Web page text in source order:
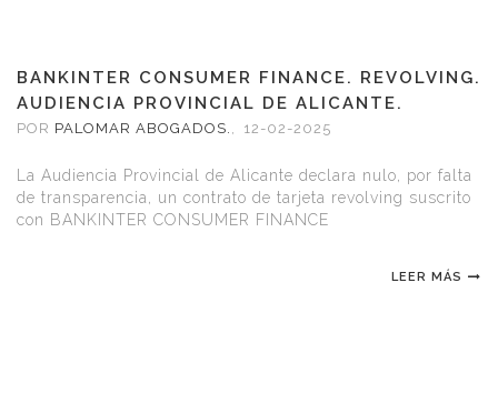
BANKINTER CONSUMER FINANCE. REVOLVING.
AUDIENCIA PROVINCIAL DE ALICANTE.
SENTENCIA FAVORABLE.
POR PALOMAR ABOGADOS. , 12-02-2025
La Audiencia Provincial de Alicante declara nulo, por falta
de transparencia, un contrato de tarjeta revolving suscrito
con BANKINTER CONSUMER FINANCE
LEER MÁS